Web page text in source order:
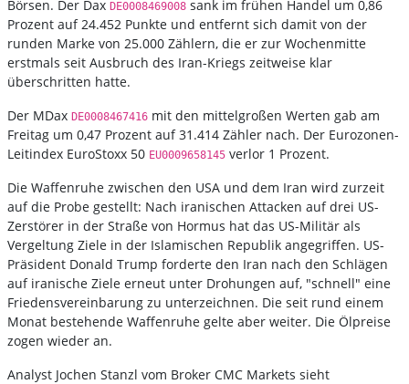
Börsen. Der Dax DE0008469008 sank im frühen Handel um 0,86
Prozent auf 24.452 Punkte und entfernt sich damit von der
runden Marke von 25.000 Zählern, die er zur Wochenmitte
erstmals seit Ausbruch des Iran-Kriegs zeitweise klar
überschritten hatte.
Der MDax DE0008467416 mit den mittelgroßen Werten gab am
Freitag um 0,47 Prozent auf 31.414 Zähler nach. Der Eurozonen-
Leitindex EuroStoxx 50 EU0009658145 verlor 1 Prozent.
Die Waffenruhe zwischen den USA und dem Iran wird zurzeit
auf die Probe gestellt: Nach iranischen Attacken auf drei US-
Zerstörer in der Straße von Hormus hat das US-Militär als
Vergeltung Ziele in der Islamischen Republik angegriffen. US-
Präsident Donald Trump forderte den Iran nach den Schlägen
auf iranische Ziele erneut unter Drohungen auf, "schnell" eine
Friedensvereinbarung zu unterzeichnen. Die seit rund einem
Monat bestehende Waffenruhe gelte aber weiter. Die Ölpreise
zogen wieder an.
Analyst Jochen Stanzl vom Broker CMC Markets sieht